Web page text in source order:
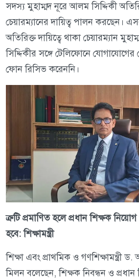
সদস্য মুহাম্মদ নূরে আলম সিদ্দিকী
চেয়ারম্যানের দায়িত্ব পালন করছেন।
অতিরিক্ত দায়িত্বে থাকা চেয়ারম্যান
সিদ্দিকীর সঙ্গে টেলিফোনে যোগাযোগের
ফোন রিসিভ করেননি।
ত্রুটি প্রমাণিত হলে প্রধান শিক্ষক
হবে: শিক্ষামন্ত্রী
শিক্ষা এবং প্রাথমিক ও
মিলন বলেছেন, শিক্ষক নিবন্ধন ও